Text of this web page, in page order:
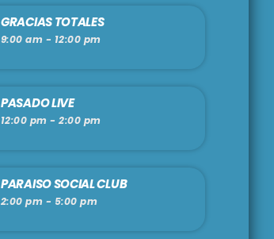
GRACIAS TOTALES
9:00 am - 12:00 pm
PASADO LIVE
12:00 pm - 2:00 pm
PARAISO SOCIAL CLUB
2:00 pm - 5:00 pm